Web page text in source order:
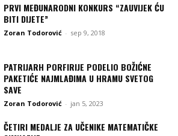
PRVI MEĐUNARODNI KONKURS “ZAUVIJEK ĆU
BITI DIJETE”
Zoran Todorović - sep 9, 2018
PATRIJARH PORFIRIJE PODELIO BOŽIĆNE
PAKETIĆE NAJMLAĐIMA U HRAMU SVETOG
SAVE
Zoran Todorović - jan 5, 2023
ČETIRI MEDALJE ZA UČENIKE MATEMATIČKE